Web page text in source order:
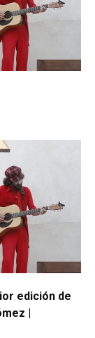
edición de
|